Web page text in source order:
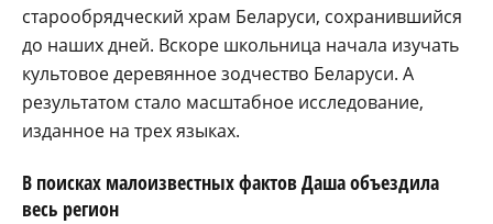
старообрядческий храм Беларуси, сохранившийся
до наших дней. Вскоре школьница начала изучать
культовое деревянное зодчество Беларуси. А
результатом стало масштабное исследование,
изданное на трех языках.
В поисках малоизвестных фактов Даша объездила
весь регион